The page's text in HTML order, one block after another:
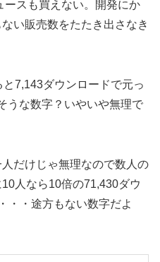
スも買えない。開発にか
い販売数をたたき出さなき
7,143ダウンロードで元っ
うな数字？いやいや無理で
だけじゃ無理なので数人の
人なら10倍の71,430ダウ
・・途方もない数字だよ